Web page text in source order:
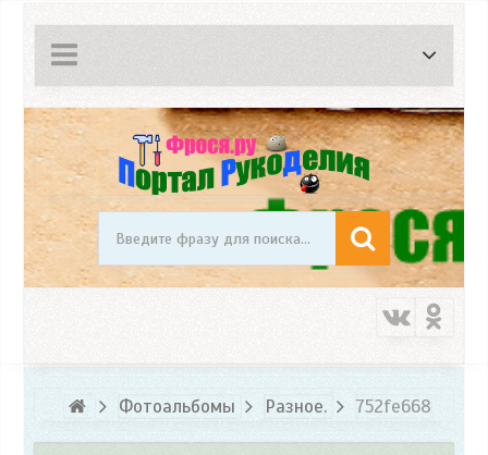
Фотоальбомы Разное. 752fe668